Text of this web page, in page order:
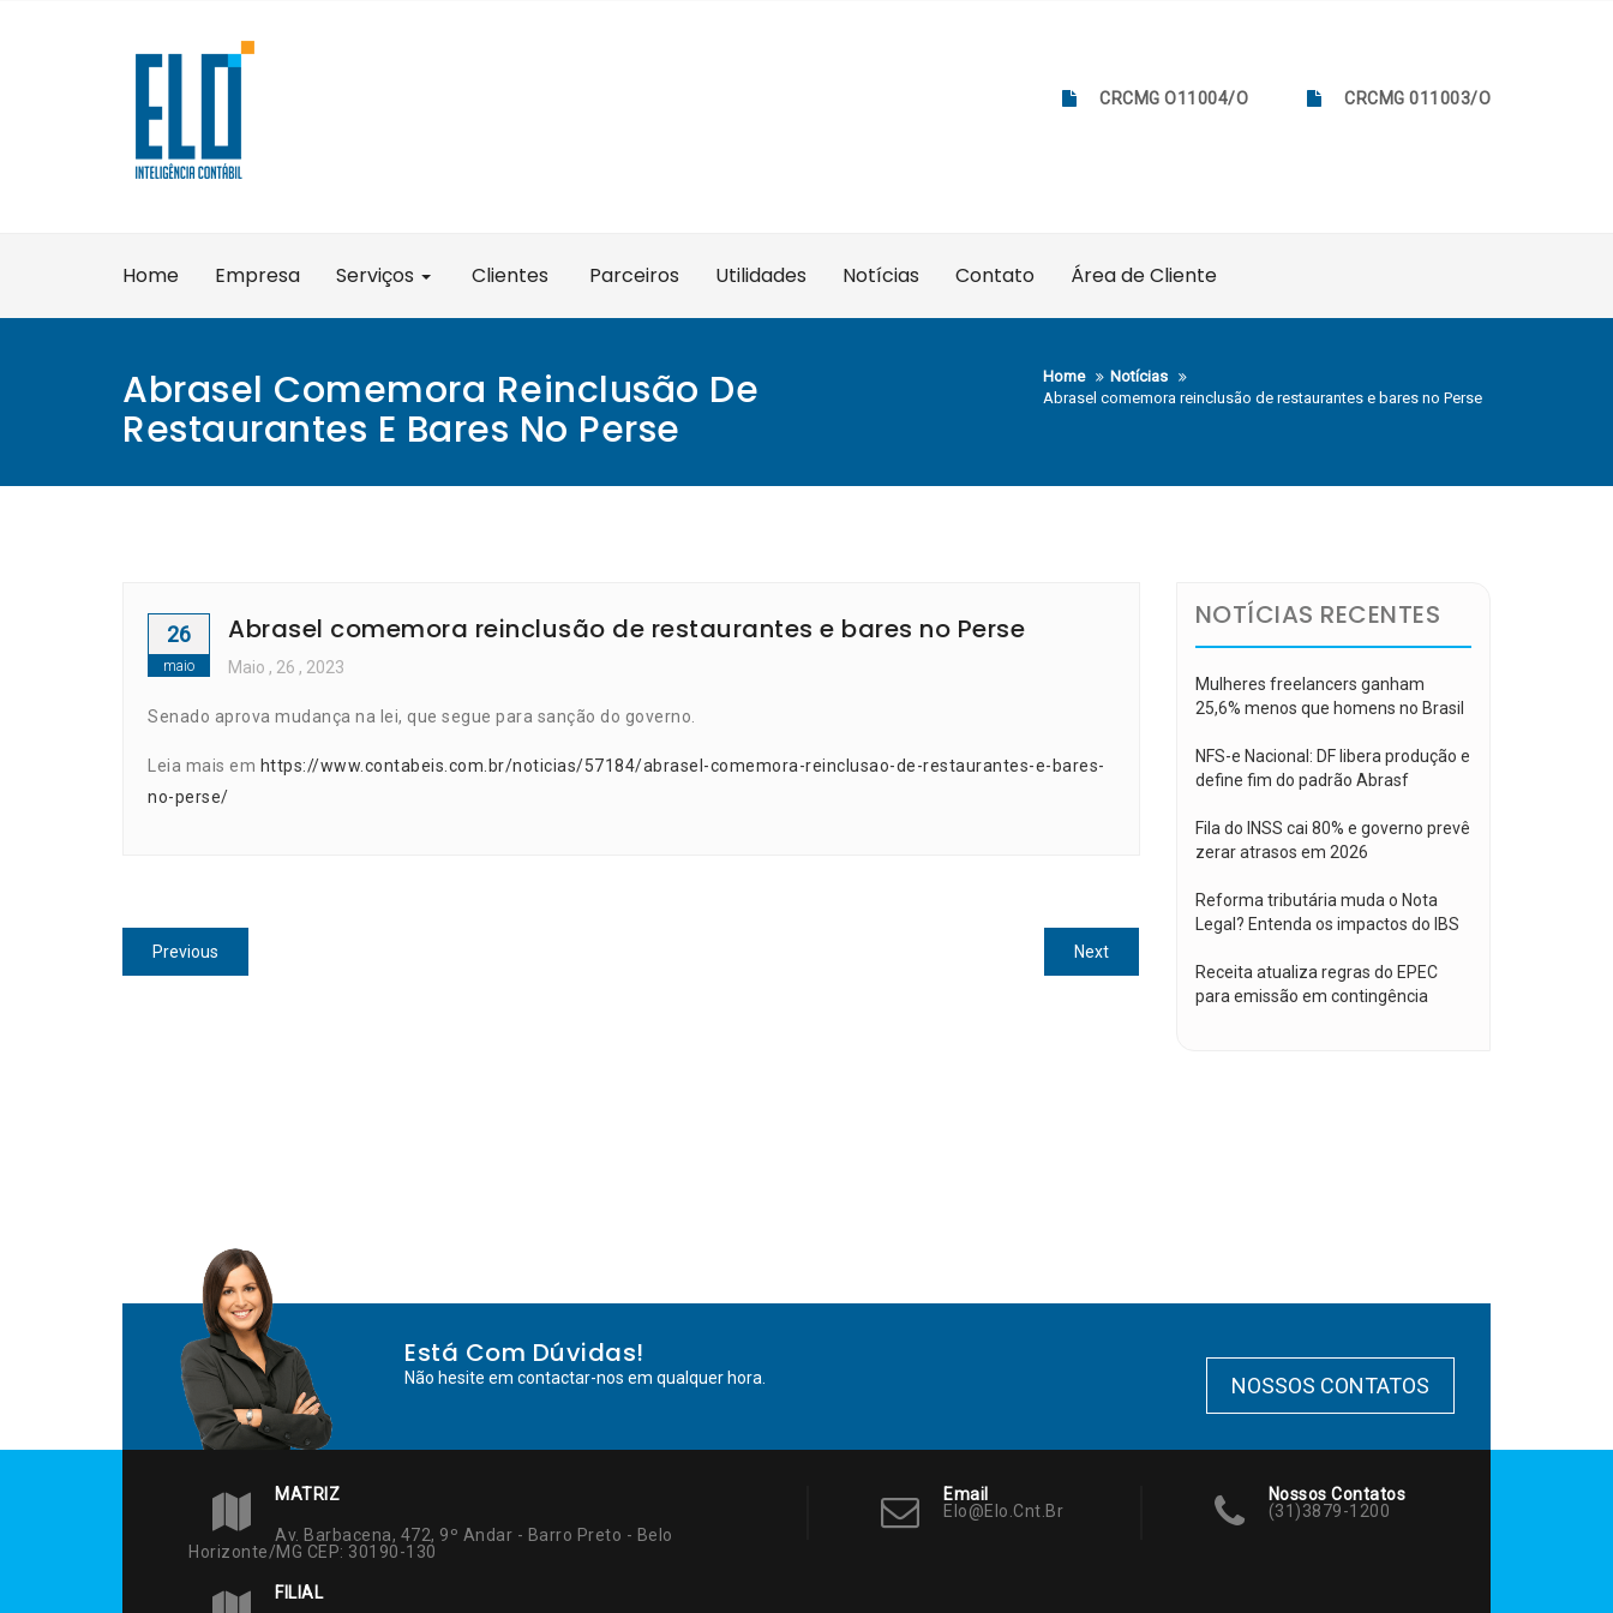
CRCMG O11004/O CRCMG 011003/O
Home Empresa Serviços Clientes Parceiros Utilidades Notícias Contato Área de Cliente
Abrasel Comemora Reinclusão De
Restaurantes E Bares No Perse
Home
Notícias
Abrasel comemora reinclusão de restaurantes e bares no Perse
26
maio
Abrasel comemora reinclusão de restaurantes e bares no Perse
Maio , 26 , 2023
Senado aprova mudança na lei, que segue para sanção do governo.
Leia mais em https://www.contabeis.com.br/noticias/57184/abrasel-comemora-reinclusao-de-restaurantes-e-bares-
no-perse/
Navegação
de
Previous
post:
NextNext
post:
NOTÍCIAS RECENTES
Mulheres freelancers ganham
25,6% menos que homens no Brasil
NFS-e Nacional: DF libera produção e
define fim do padrão Abrasf
Fila do INSS cai 80% e governo prevê
zerar atrasos em 2026
Reforma tributária muda o Nota
Legal? Entenda os impactos do IBS
Receita atualiza regras do EPEC
para emissão em contingência
Está Com Dúvidas!
Não hesite em contactar-nos em qualquer hora. NOSSOS CONTATOS
MATRIZ
Av. Barbacena, 472, 9º Andar - Barro Preto - Belo
Horizonte/MG CEP: 30190-130
FILIAL
Email
Elo@elo.cnt.br
Nossos Contatos
(31)3879-1200